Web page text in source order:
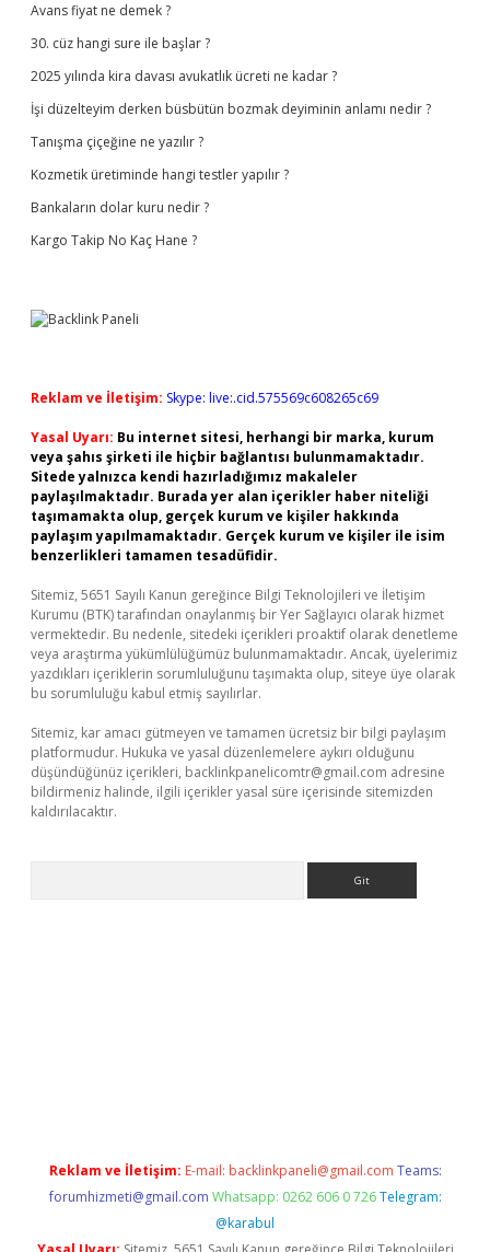
Avans fiyat ne demek ?
30. cüz hangi sure ile başlar ?
2025 yılında kira davası avukatlık ücreti ne kadar ?
İşi düzelteyim derken büsbütün bozmak deyiminin anlamı nedir ?
Tanışma çiçeğine ne yazılır ?
Kozmetik üretiminde hangi testler yapılır ?
Bankaların dolar kuru nedir ?
Kargo Takip No Kaç Hane ?
Reklam ve İletişim: Skype: live:.cid.575569c608265c69
Yasal Uyarı: Bu internet sitesi, herhangi bir marka, kurum
veya şahıs şirketi ile hiçbir bağlantısı bulunmamaktadır.
Sitede yalnızca kendi hazırladığımız makaleler
paylaşılmaktadır. Burada yer alan içerikler haber niteliği
taşımamakta olup, gerçek kurum ve kişiler hakkında
paylaşım yapılmamaktadır. Gerçek kurum ve kişiler ile isim
benzerlikleri tamamen tesadüfidir.
Sitemiz, 5651 Sayılı Kanun gereğince Bilgi Teknolojileri ve İletişim
Kurumu (BTK) tarafından onaylanmış bir Yer Sağlayıcı olarak hizmet
vermektedir. Bu nedenle, sitedeki içerikleri proaktif olarak denetleme
veya araştırma yükümlülüğümüz bulunmamaktadır. Ancak, üyelerimiz
yazdıkları içeriklerin sorumluluğunu taşımakta olup, siteye üye olarak
bu sorumluluğu kabul etmiş sayılırlar.
Sitemiz, kar amacı gütmeyen ve tamamen ücretsiz bir bilgi paylaşım
platformudur. Hukuka ve yasal düzenlemelere aykırı olduğunu
düşündüğünüz içerikleri, backlinkpanelicomtr@gmail.com adresine
bildirmeniz halinde, ilgili içerikler yasal süre içerisinde sitemizden
kaldırılacaktır.
Reklam ve İletişim: E-mail: backlinkpaneli@gmail.com Teams:
forumhizmeti@gmail.com Whatsapp: 0262 606 0 726 Telegram:
@karabul